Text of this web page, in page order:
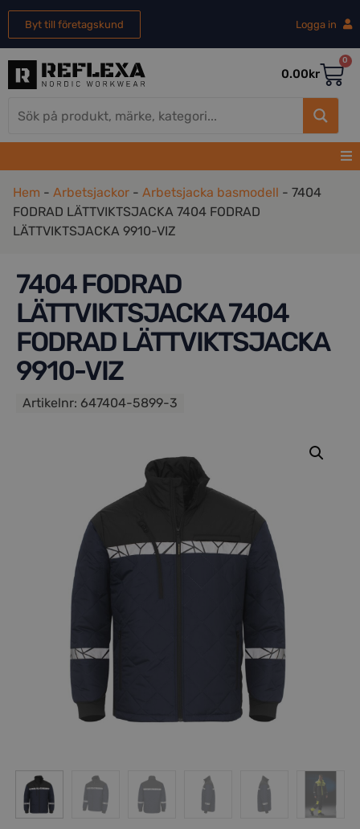
Byt till företagskund Logga in
0.00kr
0
Hem - Arbetsjackor - Arbetsjacka basmodell - 7404
FODRAD LÄTTVIKTSJACKA 7404 FODRAD
LÄTTVIKTSJACKA 9910-VIZ
7404 FODRAD
LÄTTVIKTSJACKA 7404
FODRAD LÄTTVIKTSJACKA
9910-VIZ
Artikelnr: 647404-5899-3